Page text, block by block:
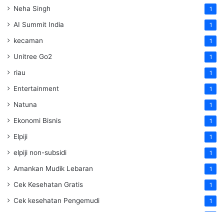
Neha Singh 1
AI Summit India 1
kecaman 1
Unitree Go2 1
riau 1
Entertainment 1
Natuna 1
Ekonomi Bisnis 1
Elpiji 1
elpiji non-subsidi 1
Amankan Mudik Lebaran 1
Cek Kesehatan Gratis 1
Cek kesehatan Pengemudi 1